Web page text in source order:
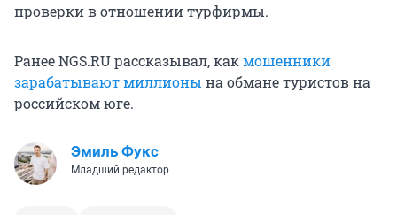
проверки в отношении турфирмы.
Ранее NGS.RU рассказывал, какмошенники
зарабатывают миллионы на обмане туристов на
российском юге.
Эмиль Фукс
Младший редактор